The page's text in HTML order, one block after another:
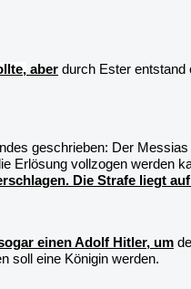
aber durch Ester entstand
geschrieben: Der
Erlösung vollzogen werden
Die Strafe liegt
einen Adolf Hitler, um
soll eine Königin werden.